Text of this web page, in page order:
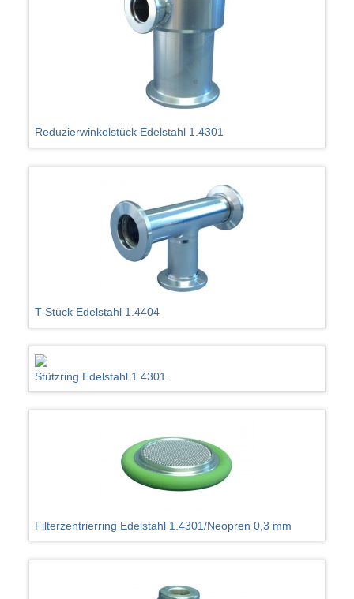
Reduzierwinkelstück Edelstahl 1.4301
T-Stück Edelstahl 1.4404
Stützring Edelstahl 1.4301
Filterzentrierring Edelstahl 1.4301/Neopren 0,3 mm